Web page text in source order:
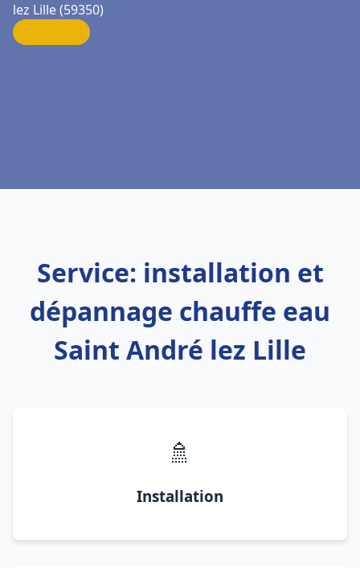
lez Lille (59350)
Service: installation et
dépannage chauffe eau
Saint André lez Lille
🚿
Installation